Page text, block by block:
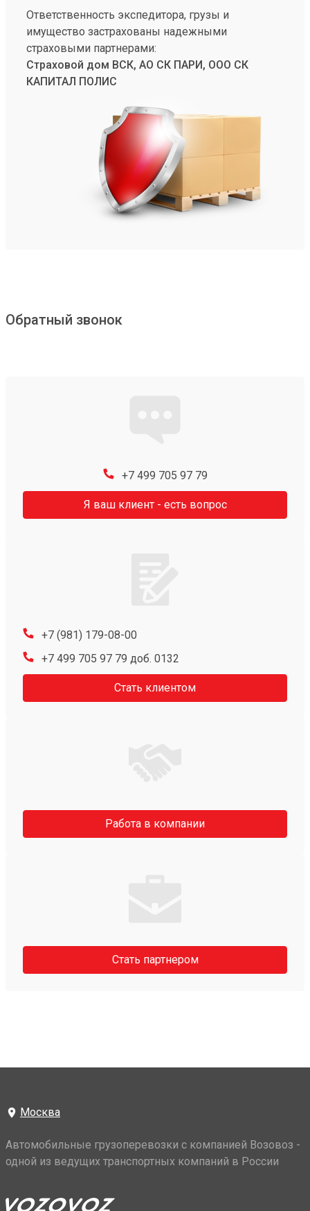
Ответственность экспедитора, грузы и
имущество застрахованы надежными
страховыми партнерами:
Страховой дом ВСК, АО СК ПАРИ, ООО СК
КАПИТАЛ ПОЛИС
Обратный звонок
+7 499 705 97 79
Я ваш клиент - есть вопрос
+7 (981) 179-08-00
+7 499 705 97 79 доб. 0132
Стать клиентом
Работа в компании
Стать партнером
Москва
Автомобильные грузоперевозки с компанией Возовоз -
одной из ведущих транспортных компаний в России